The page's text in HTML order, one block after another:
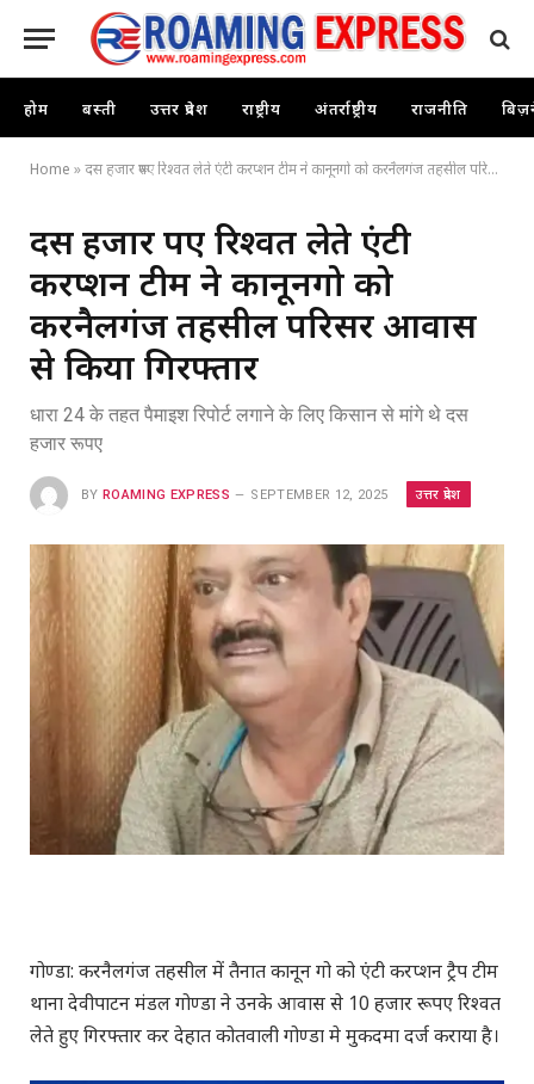
होम बस्ती उत्तर प्रदेश राष्ट्रीय अंतर्राष्ट्रीय राजनीति
Home »दस हजार रूपए रिश्वत लेते एंटी करप्शन टीम ने कानूनगो को करनैलगंज तहसील परिसर आवास से किया गिरफ्तार
दस हजार रूपए रिश्वत लेते एंटी
करप्शन टीम ने कानूनगो को
करनैलगंज तहसील परिसर आवास
से किया गिरफ्तार
धारा 24 के तहत पैमाइश रिपोर्ट लगाने के लिए किसान से मांगे थे दस
हजार रूपए
BY ROAMING EXPRESS SEPTEMBER 12, 2025 उत्तर प्रदेश
गोण्डा: करनैलगंज तहसील में तैनात कानून गो को एंटी करप्शन ट्रैप टीम
थाना देवीपाटन मंडल गोण्डा ने उनके आवास से 10 हजार रूपए रिश्वत
लेते हुए गिरफ्तार कर देहात कोतवाली गोण्डा मे मुकदमा दर्ज कराया है।